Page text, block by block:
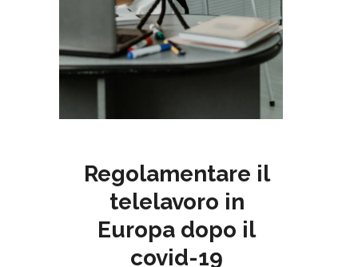
Regolamentare il
telelavoro in
Europa dopo il
covid-19